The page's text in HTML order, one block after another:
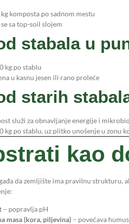
komposta po sadnom mestu
se sa top-soil slojem
stabala u
kg po stablu
u kasnu jesen ili rano proleće
starih
služi za obnavljanje energije i
kg po stablu, uz plitko unošenje u zonu
kao
da zemljište ima pravilnu strukturu,
– popravlja pH
masa (kora, piljevina) – povećava humus